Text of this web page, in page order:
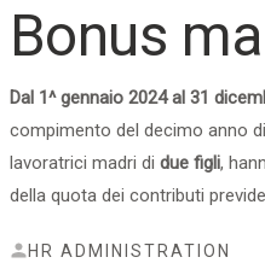
La vita in FBK
Bonus
Dal 1^ gennaio 2024 al 31
compimento del decimo anno
lavoratrici madri di due figli,
della quota dei contributi
HR ADMINISTRATION